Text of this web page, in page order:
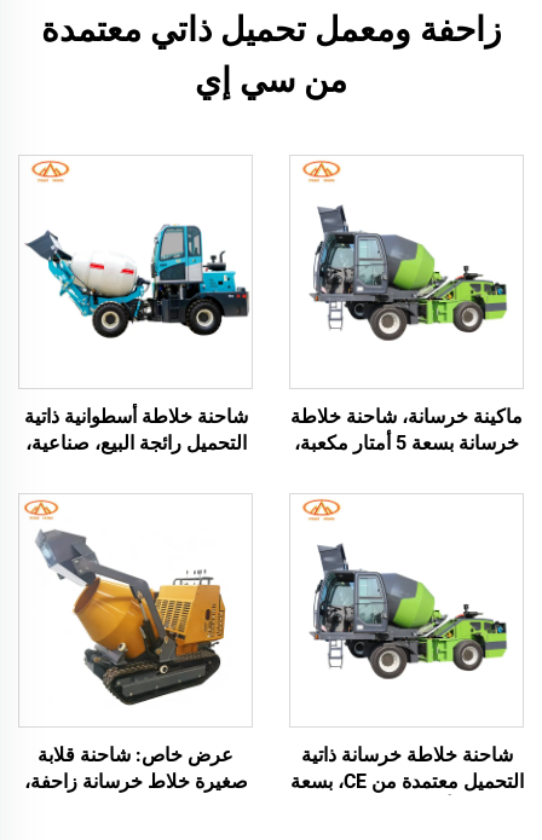
زاحفة ومعمل تحميل ذاتي معتمدة
من سي إي
ماكينة خرسانة، شاحنة خلاطة
خرسانة بسعة 5 أمتار مكعبة،
للبيع
شاحنة خلاطة أسطوانية ذاتية
التحميل رائجة البيع، صناعية،
و3.5 م³ وبسعر مصنع صيني
شاحنة خلاطة خرسانة ذاتية
التحميل معتمدة من CE، بسعة
عرض خاص: شاحنة قلابة
صغيرة خلاط خرسانة زاحفة،